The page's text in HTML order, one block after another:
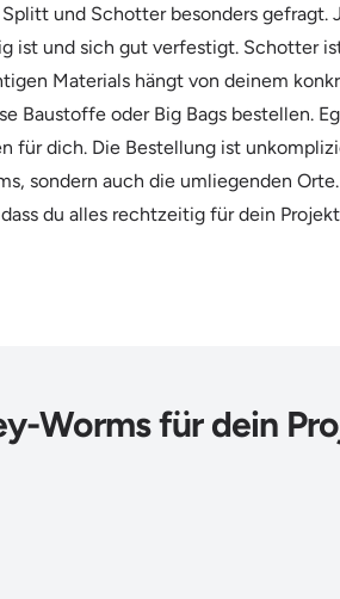
und Schotter besonders
ist und sich gut verfestigt. Schotter
Materials hängt von deinem
Baustoffe oder Big Bags bestellen.
für dich. Die Bestellung ist
sondern auch die umliegenden
du alles rechtzeitig für dein
Worms für dein